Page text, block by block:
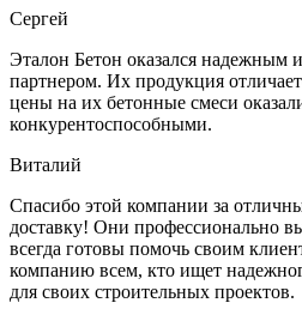
Сергей
Эталон Бетон оказался надежным
партнером. Их продукция
цены на их бетонные смеси
конкурентоспособными.
Виталий
Спасибо этой компании за
доставку! Они профессионально
всегда готовы помочь своим
компанию всем, кто ищет
для своих строительных проектов.